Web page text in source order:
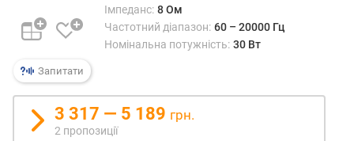
а
с
о
(
Запитати
Імпеданс: 8 Ом
Частотний діапазон: 60 – 20000 Гц
Номінальна потужність: 30 Вт
3 317 — 5 189 грн.
2 пропозиції